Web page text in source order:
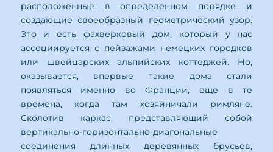
расположенные в определенном порядке и
создающие своеобразный геометрический узор.
Это и есть фахверковый дом, который у нас
ассоциируется с пейзажами немецких городков
или швейцарских альпийских коттеджей. Но,
оказывается, впервые такие дома стали
появляться именно во Франции, еще в те
времена, когда там хозяйничали римляне.
Сколотив каркас, представляющий собой
вертикально-горизонтально-диагональные
соединения длинных деревянных брусьев,